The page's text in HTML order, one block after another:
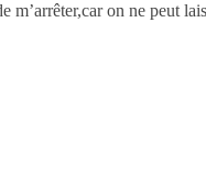
on ne peut